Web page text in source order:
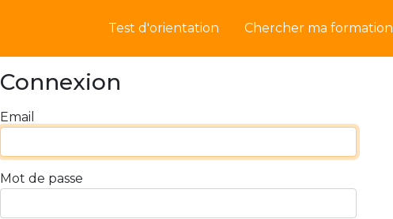
Test d'orientation Chercher ma formation
Connexion
Email
Mot de passe